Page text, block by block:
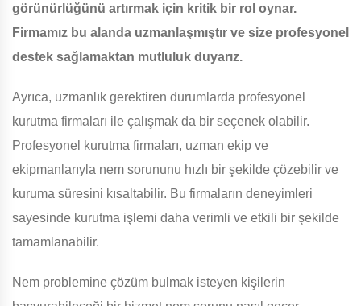
görünürlüğünü artırmak için kritik bir rol oynar.
Firmamız bu alanda uzmanlaşmıştır ve size profesyonel
destek sağlamaktan mutluluk duyarız.
Ayrıca, uzmanlık gerektiren durumlarda profesyonel
kurutma firmaları ile çalışmak da bir seçenek olabilir.
Profesyonel kurutma firmaları, uzman ekip ve
ekipmanlarıyla nem sorununu hızlı bir şekilde çözebilir ve
kuruma süresini kısaltabilir. Bu firmaların deneyimleri
sayesinde kurutma işlemi daha verimli ve etkili bir şekilde
tamamlanabilir.
Nem problemine çözüm bulmak isteyen kişilerin